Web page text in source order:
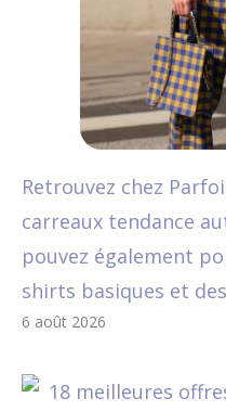
Retrouvez chez
carreaux tendance
pouvez également
shirts basiques et
6 août 2026